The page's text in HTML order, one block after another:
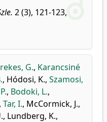
2 (3), 121-123,
G., Karancsiné
, Hódosi, K., Szamosi,
, Bodoki, L.,
, Tar, I., McCormick, J.,
, Lundberg, K.,